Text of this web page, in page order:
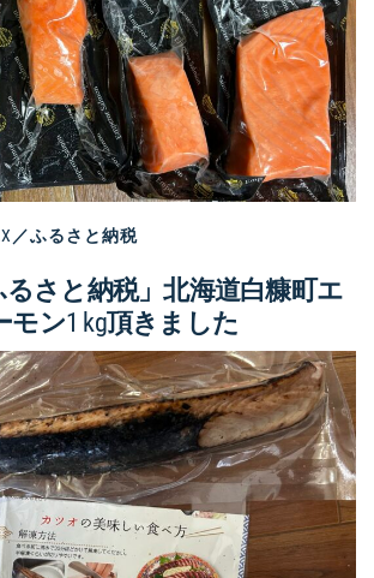
／ふるさと納税
るさと納税」北海道白糠町エ
モン1 kg頂きました